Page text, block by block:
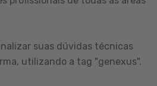
suas dúvidas técnicas
utilizando a tag "genexus".